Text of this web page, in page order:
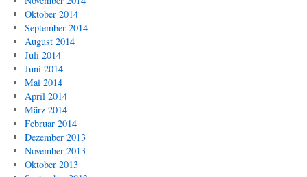
Oktober 2014
September 2014
August 2014
Juli 2014
Juni 2014
Mai 2014
April 2014
März 2014
Februar 2014
Dezember 2013
November 2013
Oktober 2013